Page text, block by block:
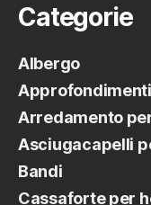
Categorie
Albergo
Approfondimenti
Arredamento
Asciugacapelli
Bandi
Cassaforte per